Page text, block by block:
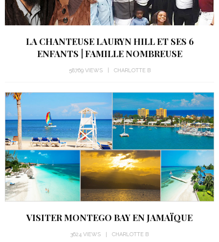
LA CHANTEUSE LAURYN HILL ET SES 6
ENFANTS | FAMILLE NOMBREUSE
58769 VIEWS CHARLOTTE B
VISITER MONTEGO BAY EN JAMAÏQUE
3624 VIEWS CHARLOTTE B